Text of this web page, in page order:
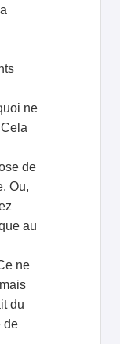
ne
de
Ou,
au
ne
du
de